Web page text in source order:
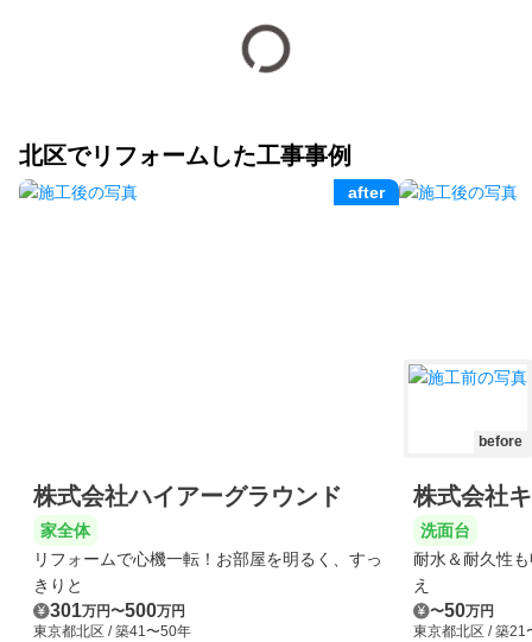
北区でリフォームした工事事例
after
株式会社ハイアーグラウンド
家全体
リフォームで心機一転！お部屋を明るく、すっ
きりと
301万円〜500万円
東京都北区 / 築41〜50年
before
株式会社
洗面台
耐水＆耐久性
え
〜50万円
東京都北区 / 築21